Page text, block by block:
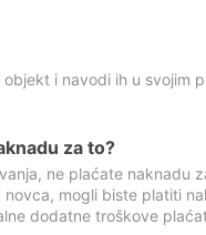
i navodi ih u svojim
za to?
ne plaćate naknadu
mogli biste platiti
dodatne troškove